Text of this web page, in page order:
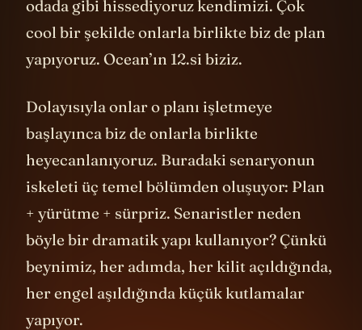
yapıyorlar. Onlar bu planı yaparken biz de o
odada gibi hissediyoruz kendimizi. Çok
cool bir şekilde onlarla birlikte biz de plan
Dolayısıyla onlar o planı işletmeye
başlayınca biz de onlarla birlikte
heyecanlanıyoruz. Buradaki senaryonun
iskeleti üç temel bölümden oluşuyor: Plan
+ yürütme + sürpriz. Senaristler neden
böyle bir dramatik yapı kullanıyor? Çünkü
beynimiz, her adımda, her kilit açıldığında,
her engel aşıldığında küçük kutlamalar